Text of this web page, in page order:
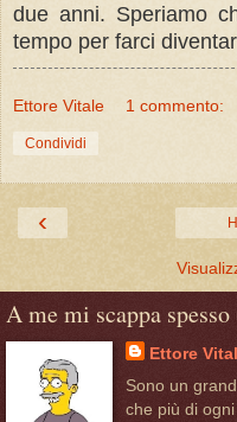
due anni. Speriamo
tempo per farci
Ettore Vitale 1 commento:
Condividi
‹
A me mi scappa
Ettore
Sono un
che più di